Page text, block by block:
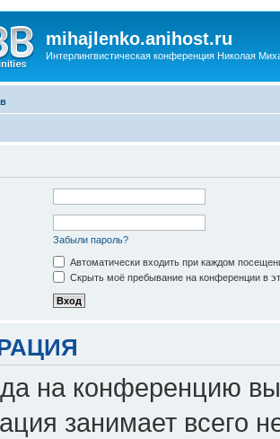
mihajlenko.anihost.ru
Интерлингвистическая конференция Николая
Забыли пароль?
Автоматически входить при каждом
Скрыть моё пребывание на конференции в
на конференцию
занимает всего